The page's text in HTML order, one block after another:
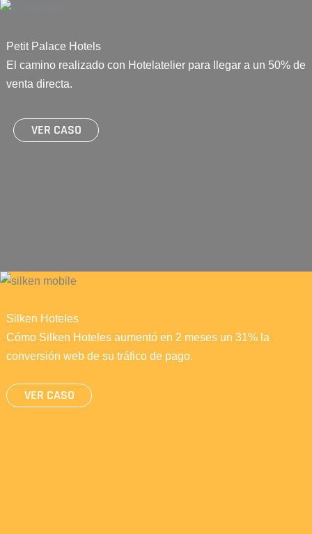
Petit Palace Hotels
El camino realizado con Hotelatelier para llegar a un 50% de
venta directa.
VER CASO
Silken Hoteles
Cómo Silken Hoteles aumentó en 2 meses un 31% la
conversión web de su tráfico de pago.
VER CASO